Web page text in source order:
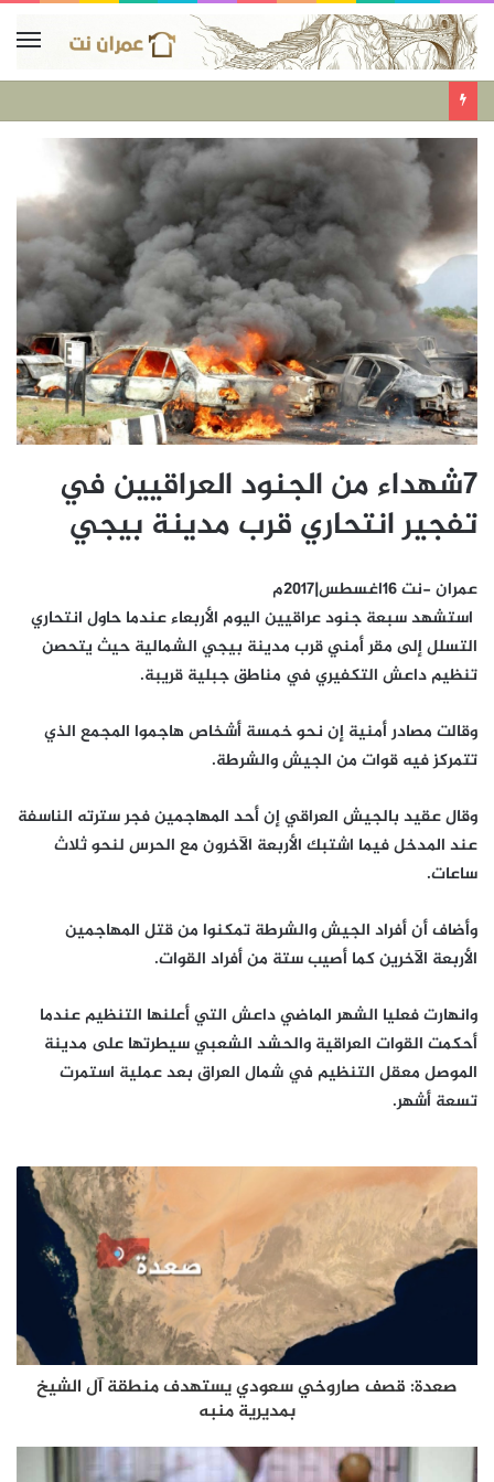
7شهداء من الجنود العراقيين في
تفجير انتحاري قرب مدينة بيجي
عمران -نت 16اغسطس|2017م
استشهد سبعة جنود عراقيين اليوم الأربعاء عندما حاول انتحاري
التسلل إلى مقر أمني قرب مدينة بيجي الشمالية حيث يتحصن
تنظيم داعش التكفيري في مناطق جبلية قريبة.
وقالت مصادر أمنية إن نحو خمسة أشخاص هاجموا المجمع الذي
تتمركز فيه قوات من الجيش والشرطة.
وقال عقيد بالجيش العراقي إن أحد المهاجمين فجر سترته الناسفة
عند المدخل فيما اشتبك الأربعة الآخرون مع الحرس لنحو ثلاث
ساعات.
وأضاف أن أفراد الجيش والشرطة تمكنوا من قتل المهاجمين
الأربعة الآخرين كما أصيب ستة من أفراد القوات.
وانهارت فعليا الشهر الماضي داعش التي أعلنها التنظيم عندما
أحكمت القوات العراقية والحشد الشعبي سيطرتها على مدينة
الموصل معقل التنظيم في شمال العراق بعد عملية استمرت
تسعة أشهر.
صعدة: قصف صاروخي سعودي يستهدف منطقة آل الشيخ
بمديرية منبه